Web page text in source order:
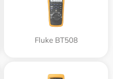
Fluke BT508